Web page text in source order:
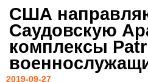
США
Саудовскую
комплексы
2019-09-27